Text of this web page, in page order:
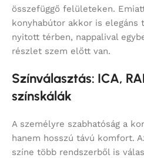
összefüggő felületeken.
konyhabútor akkor is elegáns
nyitott térben, nappalival
részlet szem előtt van.
Színválasztás: ICA,
színskálák
A személyre szabhatóság a
hanem hosszú távú komfort.
színe több rendszerből is